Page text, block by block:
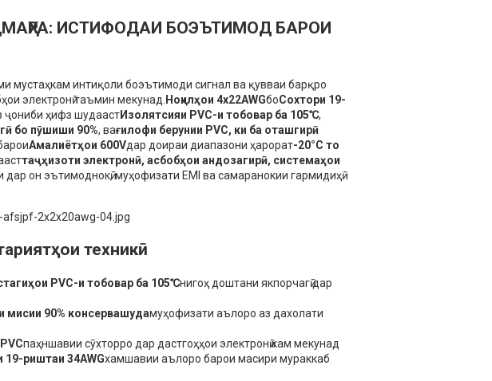
ИСТИФОДАИ БОЭЪТИМОД БАРОИ
мустаҳкам интиқоли боэътимоди сигнал ва қувваи барқро
электронӣ таъмин мекунад. Ноқилҳои 4x22AWGбоСохтори 19-
ҷониби ҳифз шудаастИзолятсияи PVC-и тобовар ба 105℃,
бо пӯшиши 90%, вағилофи берунии PVC, ки ба оташгирӣ
Амалиётҳои 600Vдар доираи диапазони ҳарорат-20°C то
таҷҳизоти электронӣ, асбобҳои андозагирӣ, системаҳои
дар он эътимоднокӣ, муҳофизати EMI ва самаранокии гармидиҳӣ
техникӣ
PVC-и тобовар ба 105℃нигоҳ доштани якпорчагӣ дар
мисии 90% консервашудамуҳофизати аълоро аз дахолати
паҳншавии сӯхторро дар дастгоҳҳои электронӣ кам мекунад
19-риштаи 34AWGхамшавии аълоро барои масири мураккаб